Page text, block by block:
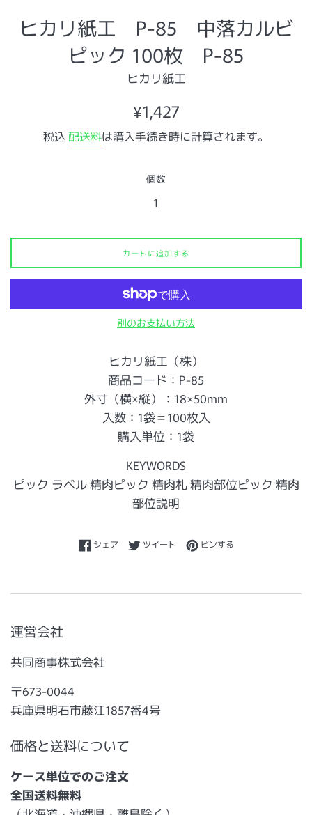
ヒカリ紙工 P-85 中落カルビ
ピック 100枚 P-85
ヒカリ紙工
通
価
¥1,427
税込 配送料は購入手続き時に計算されます。
個数
カートに追加する
別のお支払い方法
ヒカリ紙工（株）
商品コード：P-85
外寸（横×縦）：18×50mm
入数：1袋＝100枚入
購入単位：1袋
KEYWORDS
ピック ラベル 精肉ピック 精肉札 精肉部位ピック 精肉
部位説明
シェアFacebookでシェアする
ツイートTwitterに投稿する
ピンするPinterestでピンする
運営会社
共同商事株式会社
〒673-0044
兵庫県明石市藤江1857番4号
価格と送料について
ケース単位でのご注文
全国送料無料